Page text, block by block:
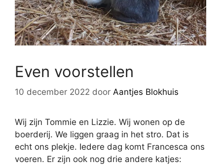
Even voorstellen
10 december 2022 door Aantjes Blokhuis
Wij zijn Tommie en Lizzie. Wij wonen op de
boerderij. We liggen graag in het stro. Dat is
echt ons plekje. Iedere dag komt Francesca ons
voeren. Er zijn ook nog drie andere katjes: